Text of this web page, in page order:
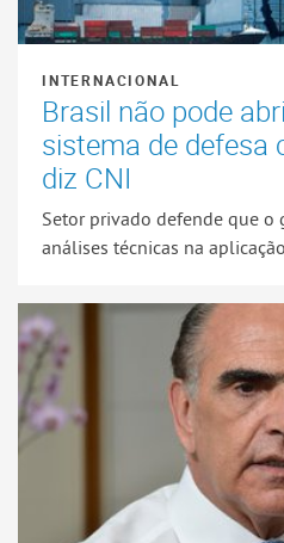
INTERNACIONAL
Brasil não pode
sistema de defesa
diz CNI
Setor privado defende que o
análises técnicas na aplicação